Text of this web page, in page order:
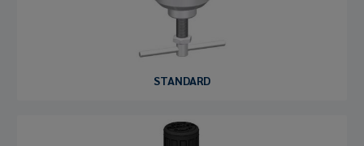
STANDARD